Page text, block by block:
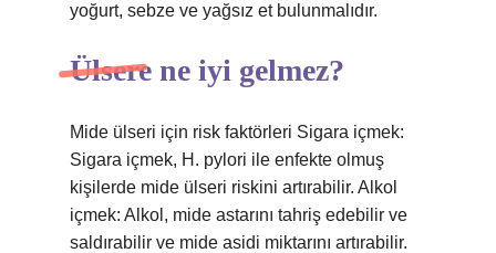
yoğurt, sebze ve yağsız et bulunmalıdır.
Ülsere ne iyi gelmez?
Mide ülseri için risk faktörleri Sigara içmek:
Sigara içmek, H. pylori ile enfekte olmuş
kişilerde mide ülseri riskini artırabilir. Alkol
içmek: Alkol, mide astarını tahriş edebilir ve
saldırabilir ve mide asidi miktarını artırabilir.